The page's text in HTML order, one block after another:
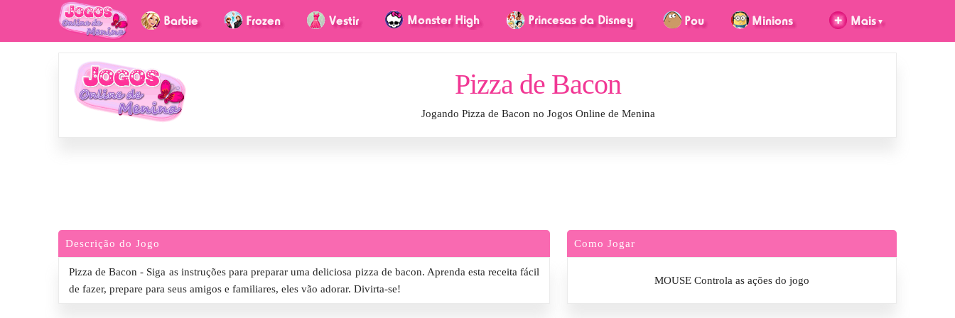
Pizza de Bacon
Jogando Pizza de Bacon no Jogos Online de Menina
Descrição do Jogo
Pizza de Bacon - Siga as instruções para preparar uma deliciosa pizza de bacon. Aprenda esta receita fácil
de fazer, prepare para seus amigos e familiares, eles vão adorar. Divirta-se!
Como Jogar
MOUSE Controla as ações do jogo